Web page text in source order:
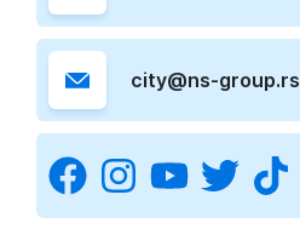
city@ns-group.rs